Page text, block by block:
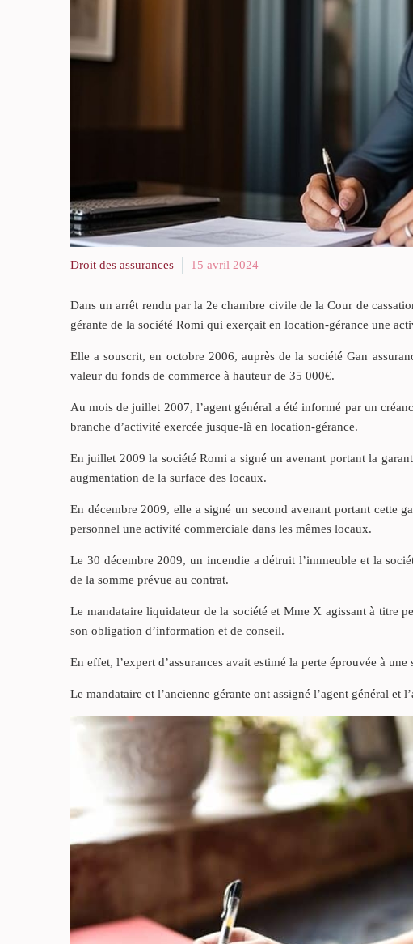
Droit des assurances 15 avril 2024
Dans un arrêt rendu par la 2e chambre civile de la Cour de
gérante de la société Romi qui exerçait en location-gérance une
Elle a souscrit, en octobre 2006, auprès de la société Gan
valeur du fonds de commerce à hauteur de 35 000€.
Au mois de juillet 2007, l’agent général a été informé par un
branche d’activité exercée jusque-là en location-gérance.
En juillet 2009 la société Romi a signé un avenant portant la
augmentation de la surface des locaux.
En décembre 2009, elle a signé un second avenant portant cette
personnel une activité commerciale dans les mêmes locaux.
Le 30 décembre 2009, un incendie a détruit l’immeuble et la
de la somme prévue au contrat.
Le mandataire liquidateur de la société et Mme X agissant à titre
son obligation d’information et de conseil.
En effet, l’expert d’assurances avait estimé la perte éprouvée à
Le mandataire et l’ancienne gérante ont assigné l’agent général et